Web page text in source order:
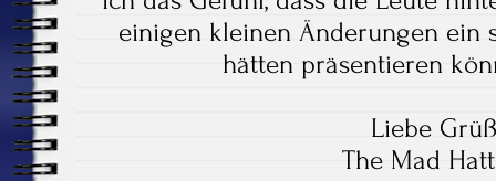
einigen kleinen Änderungen ein
hätten präsentieren
Liebe
The Mad